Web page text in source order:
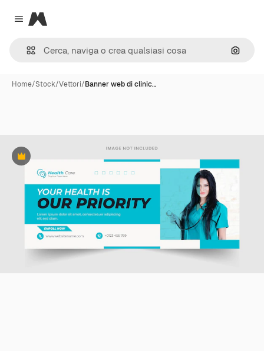
Close menu
Magnific
Cerca
Home/Stock/Vettori/Banner web di clinic…
Premium